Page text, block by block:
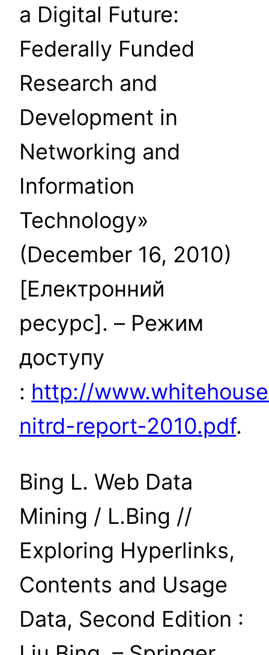
a Digital Future:
Federally Funded
Research and
Development in
Networking and
Information
Technology»
(December 16, 2010)
[Електронний
ресурс]. – Режим
доступу
: http://
nitrd-report-2010.pdf.
Bing L. Web Data
Mining / L.Bing //
Exploring Hyperlinks,
Contents and Usage
Data, Second Edition :